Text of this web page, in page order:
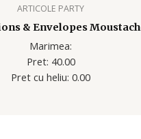
ARTICOLE PARTY
& Envelopes
Marimea:
Pret: 40.00
Pret cu heliu: 0.00